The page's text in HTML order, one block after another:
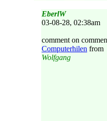
EberlW
03-08-28, 02:38am
comment on
Computerhilen from
Wolfgang